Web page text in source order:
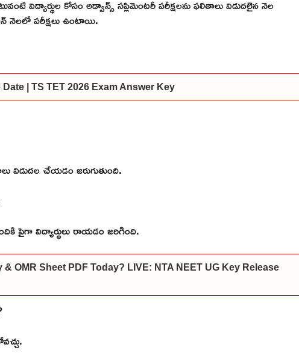
విద్యార్థుల కోసం అడ్వాన్స్ సప్లిమెంటరీ పరీక్షలను ఫలితాలు విడుదలైన నెల
నెలలో పరీక్షలు ఉంటాయి.
| TS TET 2026 Exam Answer Key
విడుదల చేయడం జరుగుతుంది.
పైగా విద్యార్థులు రాయడం జరిగింది.
OMR Sheet PDF Today? LIVE: NTA NEET UG Key Release